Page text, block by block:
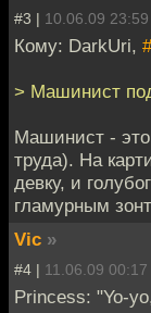
#3 | 10.06.09 23:59
Кому: DarkUri,
> Машинист
Машинист -
труда). На
девку, и
гламурным
Vic »
#4 | 11.06.09 00:17
Princess: "Yo-